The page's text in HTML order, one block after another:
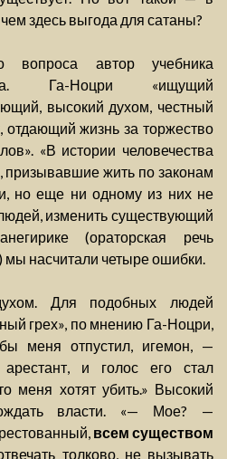
здесь выгода для сатаны?
вопроса автор учебника
Га-Ноцри «ищущий
высокий духом, честный
отдающий жизнь за торжество
«В истории человечества
призывавшие жить по законам
но еще ни одному из них не
изменить существующий
(ораторская речь
насчитали четыре ошибки.
Для подобных людей
грех», по мнению Га-Ноцри,
меня отпустил, игемон, —
и голос его стал
меня хотят убить.» Высокий
власти. «— Мое? —
всем существом
толково, не вызывать